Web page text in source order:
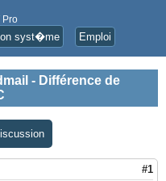
Pro
syst�me Emploi
- Différence de
#1